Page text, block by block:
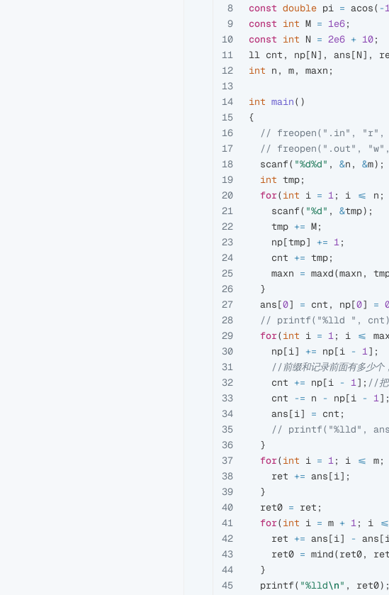
8
9
10
11
12
13
14
15
16
17
18
19
20
21
22
23
24
25
26
27
28
29
30
31
32
33
34
35
36
37
38
39
40
41
42
43
44
45
const double pi = acos( -
const int M = 1e6;
const int N = 2e6 + 10;
ll cnt , np[N], ans[N],
int n , m, maxn ;
int main()
{
// freopen(".in", "r",
// freopen(".out",
scanf( "%d%d" , &n , &m);
int tmp;
for(int i = 1; i <= n ;
scanf( "%d" , &tmp);
tmp += M;
np[tmp] += 1;
cnt += tmp;
maxn = maxd(maxn ,
}
ans[0] = cnt , np[0] =
// printf("%lld ",
for(int i = 1; i <=
np[i] += np[i - 1];
//前缀和记录前面有多少个
cnt += np[i - 1]; //把
cnt
-= n - np[i - 1];
ans[i] = cnt ;
// printf("%lld",
}
for(int i = 1; i <= m;
ret += ans[i];
}
ret0 = ret ;
for(int i = m + 1; i <=
ret += ans[i] - ans[
ret0 = mind(ret0, ret
}
printf( "%lld\n" , ret0);